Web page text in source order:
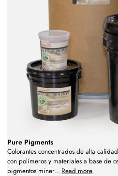
Pure Pigments
Colorantes concentrados de alta
con polímeros y materiales a base de
pigmentos miner... Read more